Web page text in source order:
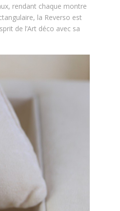
rendant chaque montre
la Reverso est
de l’Art déco avec sa